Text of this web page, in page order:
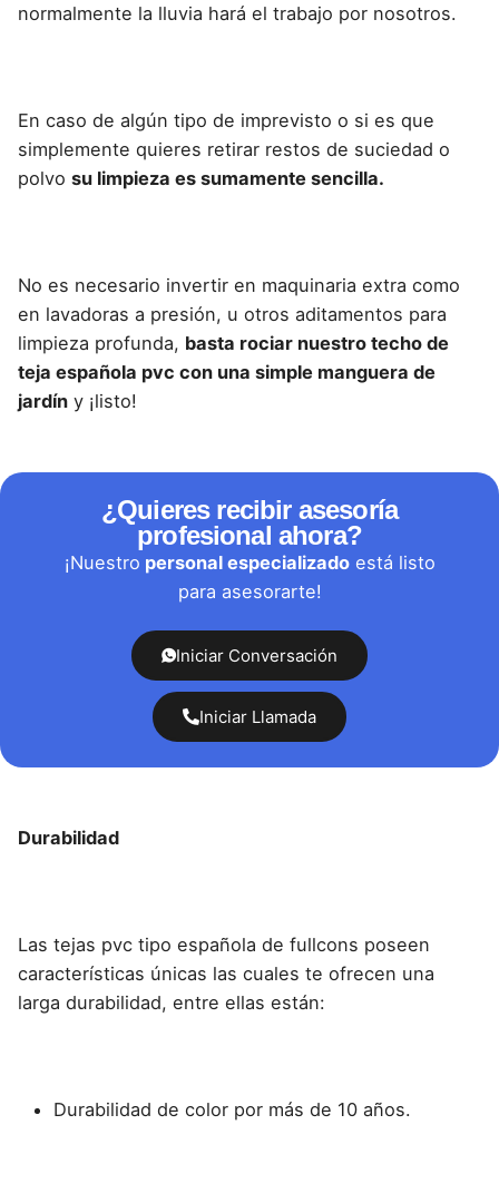
normalmente la lluvia hará el trabajo por nosotros.
En caso de algún tipo de imprevisto o si es que
simplemente quieres retirar restos de suciedad o
polvo su limpieza es sumamente sencilla.
No es necesario invertir en maquinaria extra como
en lavadoras a presión, u otros aditamentos para
limpieza profunda, basta rociar nuestro techo de
teja española pvc con una simple manguera de
jardín y ¡listo!
¿Quieres recibir asesoría
profesional ahora?
¡Nuestro personal especializadoestá listo
para asesorarte!
Iniciar Conversación
Iniciar Llamada
Durabilidad
Las tejas pvc tipo española de fullcons poseen
características únicas las cuales te ofrecen una
larga durabilidad, entre ellas están:
Durabilidad de color por más de 10 años.